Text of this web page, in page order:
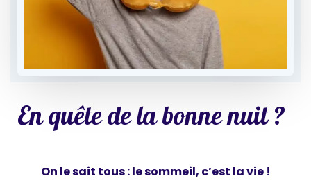
En quête de la bonne nuit ?
On le sait tous : le sommeil, c’est la vie !